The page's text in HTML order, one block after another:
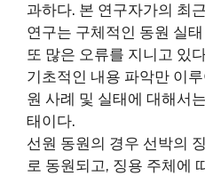
과하다. 본 연구자가의 최
연구는 구체적인 동원 실
또 많은 오류를 지니고 있
기초적인 내용 파악만 이
원 사례 및 실태에 대해서
태이다.
선원 동원의 경우 선박의
로 동원되고, 징용 주체에